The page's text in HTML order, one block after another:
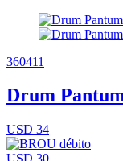
360411
Drum
USD 34